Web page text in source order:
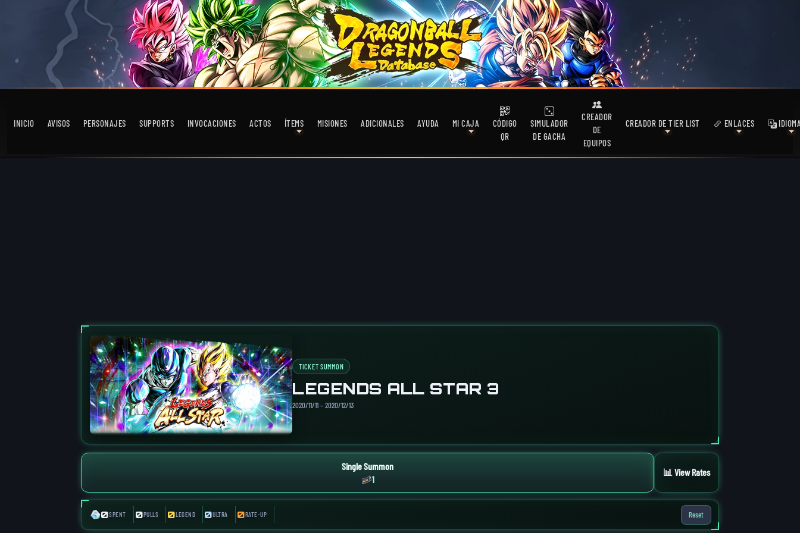
INICIO AVISOS PERSONAJES SUPPORTS INVOCACIONES ACTOS ÍTEMS MISIONES ADICIONALES AYUDA MI CAJA
CÓDIGO
QR
SIMULADOR
DE GACHA
CREADOR
DE
EQUIPOS
CREADOR DE TIER LIST ENLACES
TICKET SUMMON
LEGENDS ALL STAR 3
2020/11/11 – 2020/12/13
Single Summon
1
📊 View Rates
0SPENT 0PULLS 0LEGEND 0ULTRA 0RATE-UP Reset